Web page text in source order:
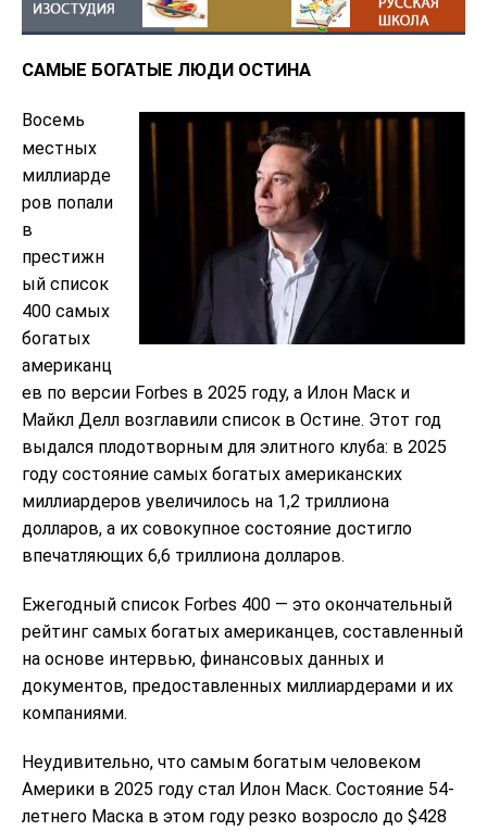
САМЫЕ БОГАТЫЕ ЛЮДИ ОСТИНА
Восемь
местных
миллиарде
ров попали
в
престижн
ый список
400 самых
богатых
американц
ев по версии Forbes в 2025 году, а Илон Маск и
Майкл Делл возглавили список в Остине. Этот год
выдался плодотворным для элитного клуба: в 2025
году состояние самых богатых американских
миллиардеров увеличилось на 1,2 триллиона
долларов, а их совокупное состояние достигло
впечатляющих 6,6 триллиона долларов.
Ежегодный список Forbes 400 — это окончательный
рейтинг самых богатых американцев, составленный
на основе интервью, финансовых данных и
документов, предоставленных миллиардерами и их
компаниями.
Неудивительно, что самым богатым человеком
Америки в 2025 году стал Илон Маск. Состояние 54-
летнего Маска в этом году резко возросло до $428